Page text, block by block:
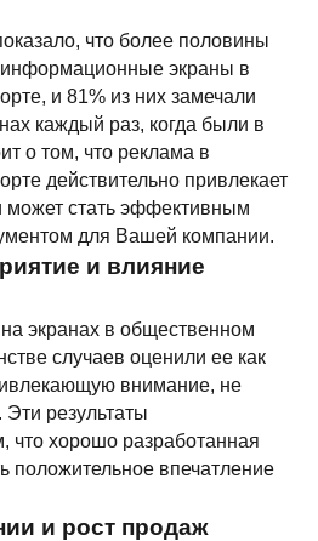
что более половины
экраны в
и 81% из них замечали
каждый раз, когда были в
о том, что реклама в
действительно привлекает
может стать эффективным
для Вашей компании.
и влияние
экранах в общественном
случаев оценили ее как
внимание, не
Эти результаты
что хорошо разработанная
положительное впечатление
и рост продаж
С
получите
по рекламе
Подмосковья